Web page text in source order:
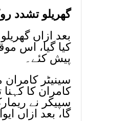
گھریلو تشدد
کیا گیا، اس
پیش کئے۔
سینیٹر
کامران کا
سپیکر نے
گا، بعد ازاں